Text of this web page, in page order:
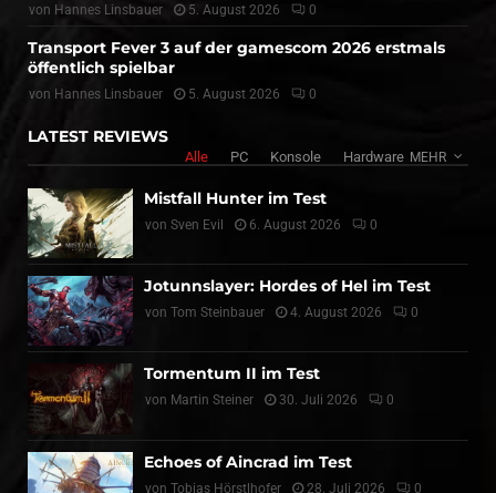
von Hannes Linsbauer 5. August 2026 0
Transport Fever 3 auf der gamescom 2026 erstmals
öffentlich spielbar
von Hannes Linsbauer 5. August 2026 0
LATEST REVIEWS
Alle PC Konsole Hardware MEHR
Mistfall Hunter im Test
von Sven Evil 6. August 2026 0
Jotunnslayer: Hordes of Hel im Test
von Tom Steinbauer 4. August 2026 0
Tormentum II im Test
von Martin Steiner 30. Juli 2026 0
Echoes of Aincrad im Test
von Tobias Hörstlhofer 28. Juli 2026 0